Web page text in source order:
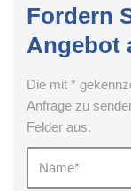
Fordern
Angebot
Die mit *
Anfrage zu
Felder aus.